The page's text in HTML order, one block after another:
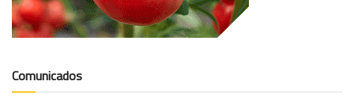
Comunicados